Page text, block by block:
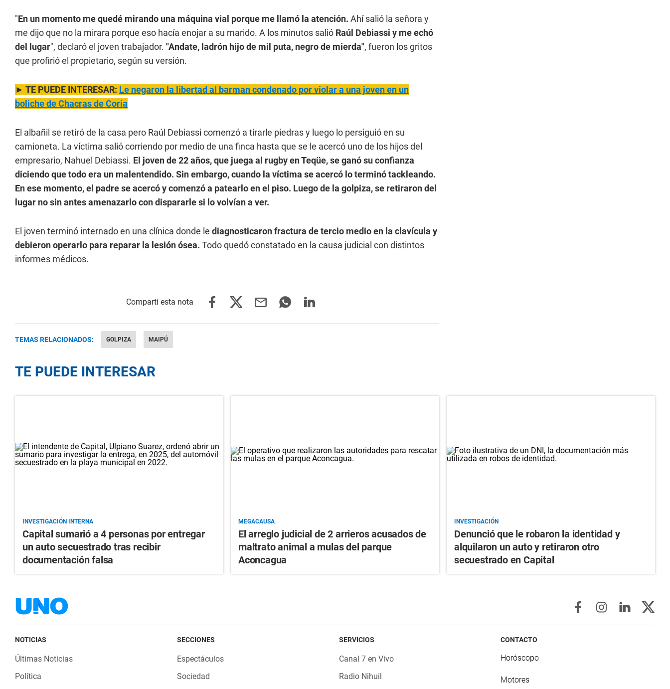
"En un momento me quedé mirando una máquina vial porque me llamó la atención. Ahí salió la señora y
me dijo que no la mirara porque eso hacía enojar a su marido. A los minutos salió Raúl Debiassi y me echó
del lugar", declaró el joven trabajador. "Andate, ladrón hijo de mil puta, negro de mierda", fueron los gritos
que profirió el propietario, según su versión.
► TE PUEDE INTERESAR: Le negaron la libertad al barman condenado por violar a una joven en un
boliche de Chacras de Coria
El albañil se retiró de la casa pero Raúl Debiassi comenzó a tirarle piedras y luego lo persiguió en su
camioneta. La víctima salió corriendo por medio de una finca hasta que se le acercó uno de los hijos del
empresario, Nahuel Debiassi. El joven de 22 años, que juega al rugby en Teqüe, se ganó su confianza
diciendo que todo era un malentendido. Sin embargo, cuando la víctima se acercó lo terminó tackleando.
En ese momento, el padre se acercó y comenzó a patearlo en el piso. Luego de la golpiza, se retiraron del
lugar no sin antes amenazarlo con dispararle si lo volvían a ver.
El joven terminó internado en una clínica donde le diagnosticaron fractura de tercio medio en la clavícula y
debieron operarlo para reparar la lesión ósea. Todo quedó constatado en la causa judicial con distintos
informes médicos.
TEMAS RELACIONADOS: GOLPIZA MAIPÚ
TE PUEDE INTERESAR
INVESTIGACIÓN INTERNA
Capital sumarió a 4 personas por entregar
un auto secuestrado tras recibir
documentación falsa
MEGACAUSA
El arreglo judicial de 2 arrieros acusados de
maltrato animal a mulas del parque
Aconcagua
INVESTIGACIÓN
Denunció que le robaron la identidad y
alquilaron un auto y retiraron otro
secuestrado en Capital
NOTICIAS
Últimas Noticias
Política
SECCIONES
Espectáculos
Sociedad
SERVICIOS
Canal 7 en Vivo
Radio Nihuil
CONTACTO
Horóscopo
Motores